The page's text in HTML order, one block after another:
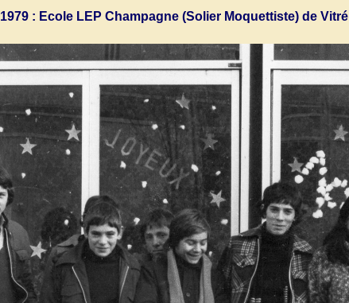
1979 : Ecole LEP Champagne (Solier Moquettiste) de Vitré